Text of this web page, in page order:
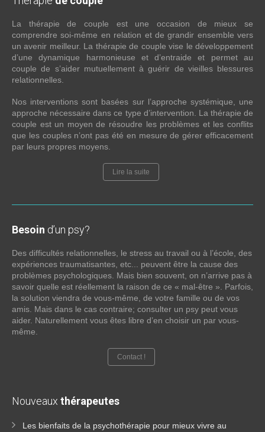
La thérapie de couple est une occasion de mieux se
comprendre soi-même en relation et de grandir ensemble vers
un avenir meilleur. La thérapie de couple vise le développement
d’une dynamique harmonieuse et d’entraide et permet au
couple de s’aider mutuellement à guérir de vieilles blessures
relationnelles.
Nos interventions sont basées sur l’approche systémique, une
approche nécessaire dans ce type d’intervention. La thérapie de
couple est un moyen de résoudre les problèmes et les conflits
que les couples n’ont pas été en mesure de gérer efficacement
par leurs propres moyens.
Lire la suite
Besoin d’un psy?
Des difficultés relationnelles, le stress au travail ou à l’école, des
expériences traumatisantes, etc... peuvent être la cause des
problèmes psychologiques. Mais bien souvent, on n’arrive pas à
savoir quelle est réellement la raison de ce « mal-être ». Parfois,
la solution viendra de vous-même, de votre famille ou de vos
amis. Mais dans le cas contraire; consulter un psy peut vous
aider. Naturellement vous êtes libre d’en choisir un par vous-
même.
Contact !
Nouveaux thérapeutes
Les bienfaits de la psychothérapie pour mieux vivre au